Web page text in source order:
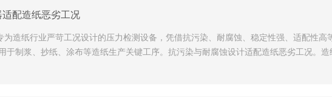
配造纸恶劣工况
为造纸行业严苛工况设计的压力检测设备，凭借抗污染、耐腐蚀、稳定性强、适配性
于制浆、抄纸、涂布等造纸生产关键工序。​抗污染与耐腐蚀设计适配造纸恶劣工况。